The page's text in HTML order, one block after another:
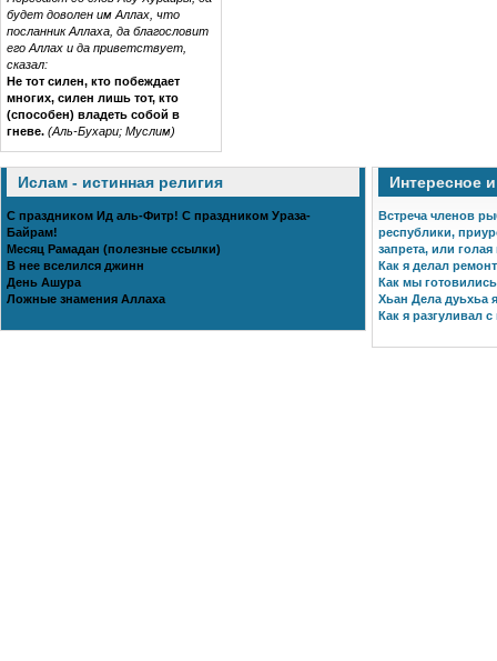
будет доволен им Аллах, что
посланник Аллаха, да благословит
его Аллах и да приветствует,
сказал:
Не тот силен, кто побеждает
многих, силен лишь тот, кто
(способен) владеть собой в
гневе. (Аль-Бухари; Муслим)
Ислам - истинная религия
С праздником Ид аль-Фитр! С праздником Ураза-
Байрам!
Месяц Рамадан (полезные ссылки)
В нее вселился джинн
День Ашура
Ложные знамения Аллаха
Интересное
Встреча членов
республики,
запрета, или
Как я делал
Как мы
Хьан Дела дуьхьа
Как я разгуливал